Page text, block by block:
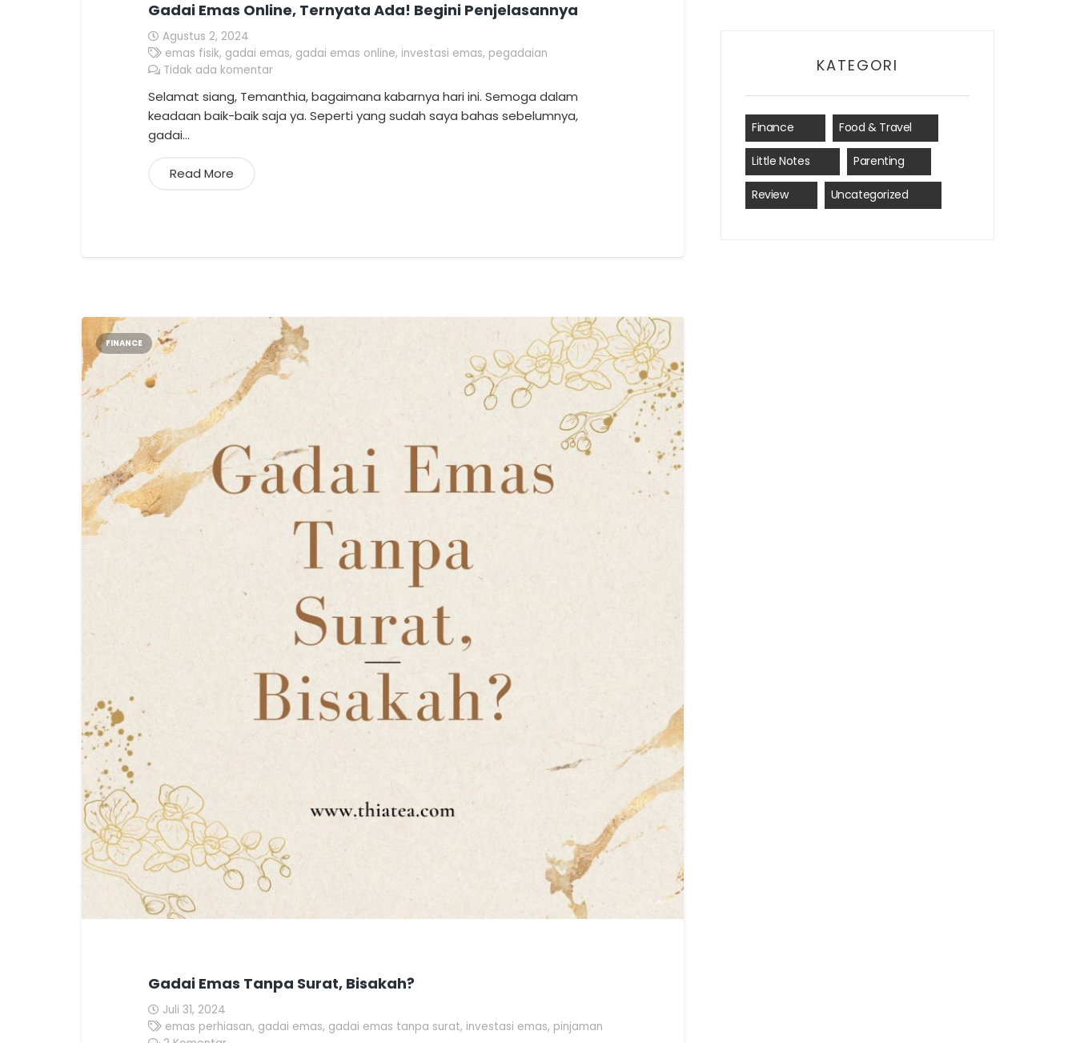
Gadai Emas Online, Ternyata Ada! Begini Penjelasannya
Agustus 2, 2024
emas fisik, gadai emas, gadai emas online, investasi emas, pegadaian
Tidak ada komentar
Selamat siang, Temanthia, bagaimana kabarnya hari ini. Semoga dalam
keadaan baik-baik saja ya. Seperti yang sudah saya bahas sebelumnya,
gadai…
Read More
FINANCE
Gadai Emas Tanpa Surat, Bisakah?
Juli 31, 2024
emas perhiasan, gadai emas, gadai emas tanpa surat, investasi emas, pinjaman
KATEGORI
Finance Food & Travel
Little Notes Parenting
Review(15) Uncategorized